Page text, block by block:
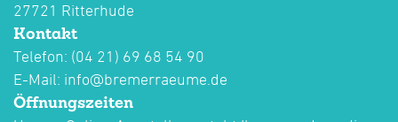
27721 Ritterhude
Kontakt
Telefon: (04 21) 69 68 54 90
E-Mail: info@bremerraeume.de
Öffnungszeiten